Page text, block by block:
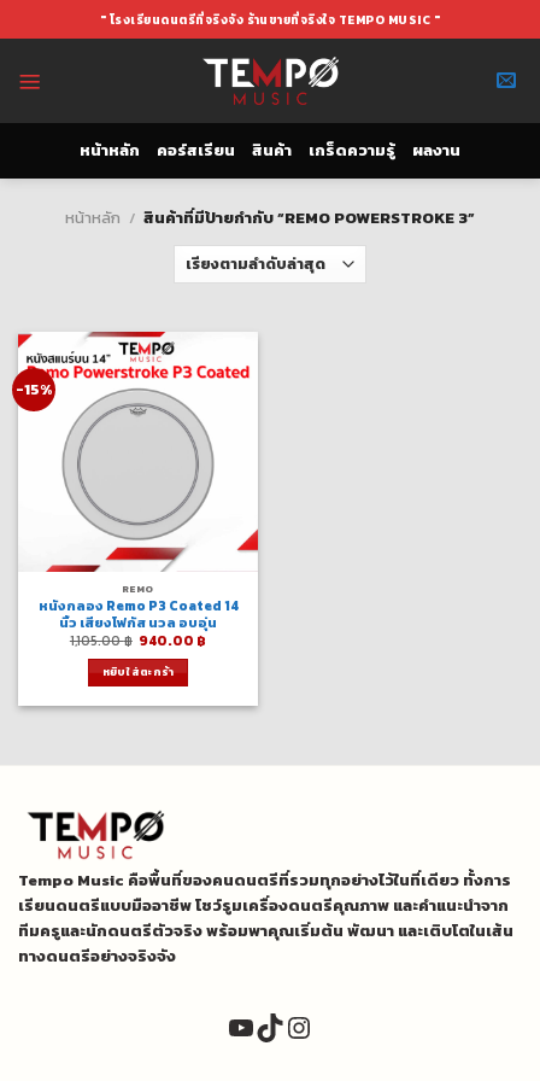
to
" โรงเรียนดนตรีที่จริงจัง ร้านขายที่จริงใจ TEMPO MUSIC "
หน้าหลัก คอร์สเรียน สินค้า เกร็ดความรู้ ผลงาน
หน้าหลัก / สินค้าที่มีป้ายกำกับ “REMO POWERSTROKE 3”
-15%
REMO
หนังกลอง Remo P3 Coated 14
นิ้ว เสียงโฟกัส นวล อบอุ่น
1,105.00฿ Original
was:
1,105.00 ฿.
940.00 ฿
หยิบใส่ตะกร้า
Tempo Music คือพื้นที่ของคนดนตรีที่รวมทุกอย่างไว้ในที่เดียว ทั้งการ
เรียนดนตรีแบบมืออาชีพ โชว์รูมเครื่องดนตรีคุณภาพ และคำแนะนำจาก
ทีมครูและนักดนตรีตัวจริง พร้อมพาคุณเริ่มต้น พัฒนา และเติบโตในเส้น
ทางดนตรีอย่างจริงจัง
YouTube
TikTok
Instagram